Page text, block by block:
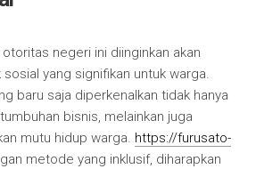
negeri ini diinginkan akan
yang signifikan untuk warga.
baru saja diperkenalkan tidak hanya
bisnis, melainkan juga
mutu hidup warga. https://furusato-
metode yang inklusif, diharapkan